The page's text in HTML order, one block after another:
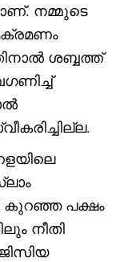
നമ്മുടെ
ശബ്ബത്ത്
കുറഞ്ഞ പക്ഷം
നീതി